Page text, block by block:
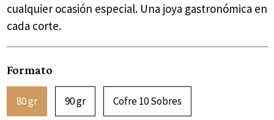
cualquier ocasión especial. Una joya gastronómica en
cada corte.
Formato
80 gr 90 gr Cofre 10 Sobres